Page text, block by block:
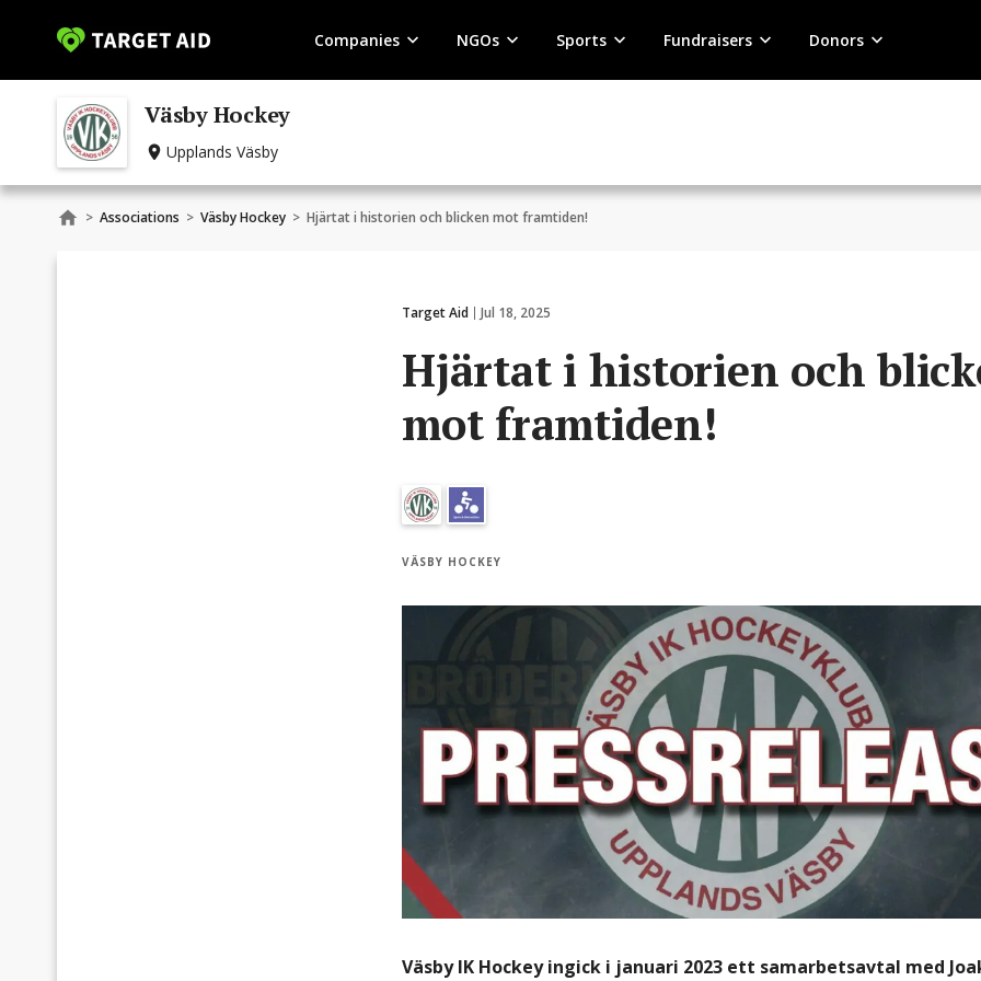
Companies NGOs Sports Fundraisers Donors
Väsby Hockey
Upplands Väsby
> Associations > Väsby Hockey > Hjärtat i historien och blicken mot framtiden!
Target Aid Jul 18, 2025
Hjärtat i historien och
mot framtiden!
VÄSBY HOCKEY
Väsby IK Hockey ingick i januari 2023 ett samarbetsavtal med